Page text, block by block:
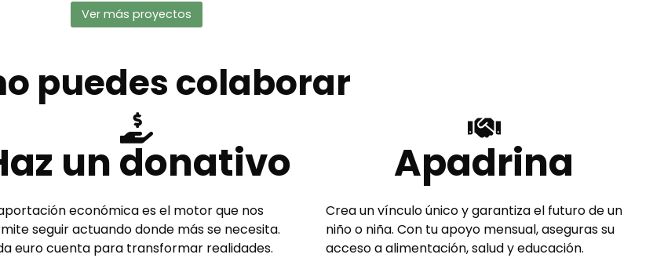
Ver más proyectos
puedes colaborar
un donativo
económica es el motor que nos
seguir actuando donde más se necesita.
euro cuenta para transformar realidades.
Apadrina
Crea un vínculo único y garantiza el futuro de un
niño o niña. Con tu apoyo mensual, aseguras su
acceso a alimentación, salud y educación.